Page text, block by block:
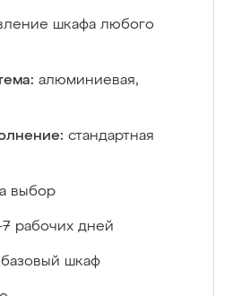
шкафа любого
алюминиевая,
стандартная
выбор
7 рабочих дней
базовый шкаф